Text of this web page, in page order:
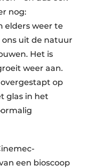
nog:
elders weer te
uit de natuur
Het is
weer aan.
op
glas in het
een bioscoop